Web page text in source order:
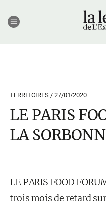
TERRITOIRES / 27/01/2020
LE PARIS
LA
LE PARIS FOOD
trois mois de retard